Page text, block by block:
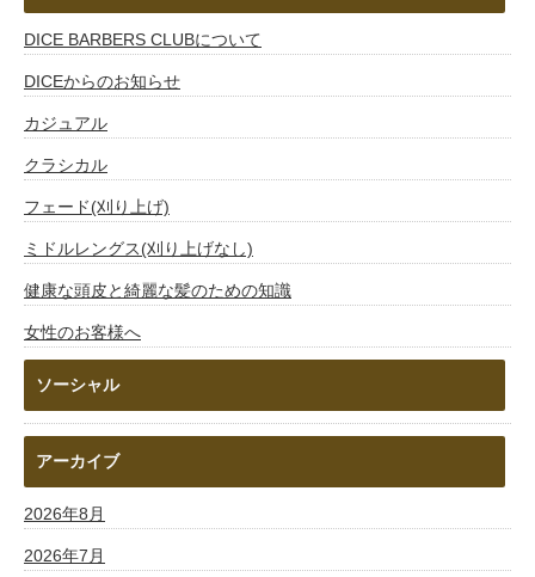
DICE BARBERS CLUBについて
DICEからのお知らせ
カジュアル
クラシカル
フェード(刈り上げ)
ミドルレングス(刈り上げなし)
健康な頭皮と綺麗な髪のための知識
女性のお客様へ
ソーシャル
アーカイブ
2026年8月
2026年7月